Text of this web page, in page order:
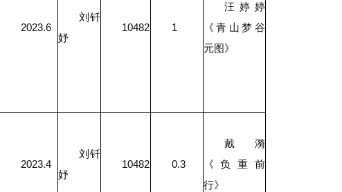
2023.6
刘钎
妤
10482 1
汪婷婷
《青山梦谷
元图》
2023.4
刘钎
妤
10482 0.3
戴漪
《负重前
行》